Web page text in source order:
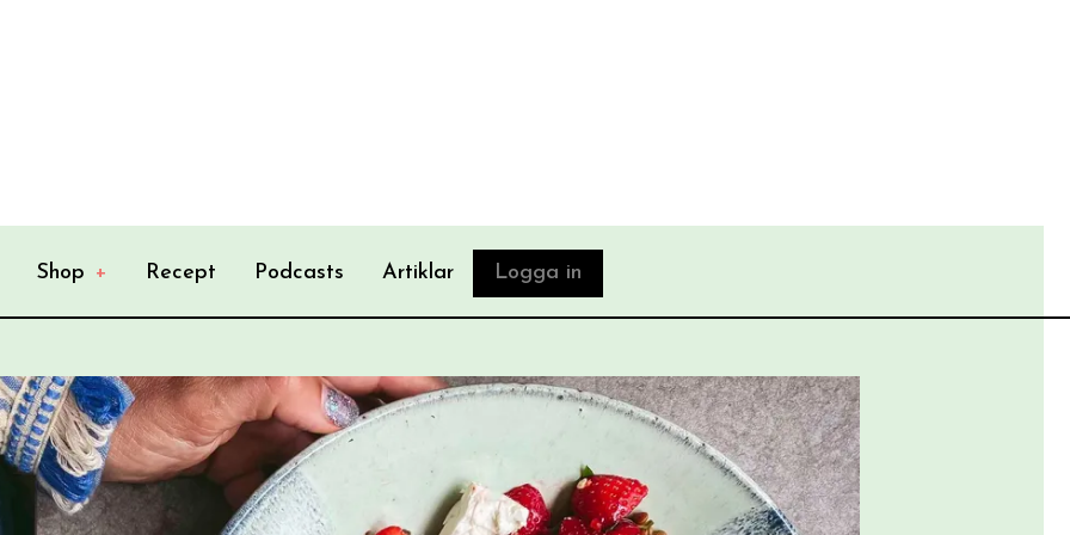
Shop + Recept Podcasts Artiklar Logga in